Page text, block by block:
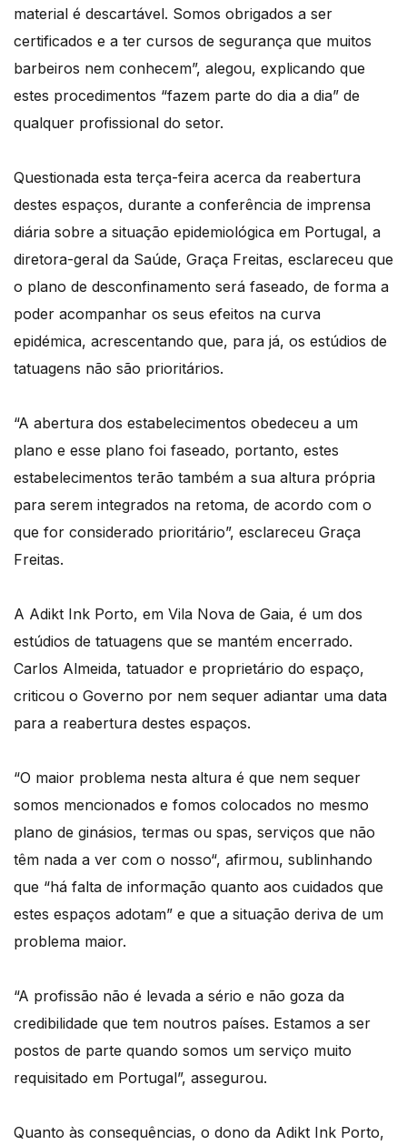
material é descartável. Somos obrigados a ser
certificados e a ter cursos de segurança que muitos
barbeiros nem conhecem”, alegou, explicando que
estes procedimentos “fazem parte do dia a dia” de
qualquer profissional do setor.
Questionada esta terça-feira acerca da reabertura
destes espaços, durante a conferência de imprensa
diária sobre a situação epidemiológica em Portugal, a
diretora-geral da Saúde, Graça Freitas, esclareceu que
o plano de desconfinamento será faseado, de forma a
poder acompanhar os seus efeitos na curva
epidémica, acrescentando que, para já, os estúdios de
tatuagens não são prioritários.
“A abertura dos estabelecimentos obedeceu a um
plano e esse plano foi faseado, portanto, estes
estabelecimentos terão também a sua altura própria
para serem integrados na retoma, de acordo com o
que for considerado prioritário”, esclareceu Graça
Freitas.
A Adikt Ink Porto, em Vila Nova de Gaia, é um dos
estúdios de tatuagens que se mantém encerrado.
Carlos Almeida, tatuador e proprietário do espaço,
criticou o Governo por nem sequer adiantar uma data
para a reabertura destes espaços.
“O maior problema nesta altura é que nem sequer
somos mencionados e fomos colocados no mesmo
plano de ginásios, termas ou spas, serviços que não
têm nada a ver com o nosso“, afirmou, sublinhando
que “há falta de informação quanto aos cuidados que
estes espaços adotam” e que a situação deriva de um
problema maior.
“A profissão não é levada a sério e não goza da
credibilidade que tem noutros países. Estamos a ser
postos de parte quando somos um serviço muito
requisitado em Portugal”, assegurou.
Quanto às consequências, o dono da Adikt Ink Porto,